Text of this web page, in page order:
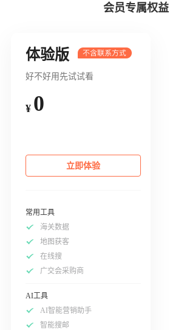
会员专属权益
体验版
好不好用先试试看
¥ 0
立即体验
常用工具
海关数据
地图获客
在线搜
广交会采购商
AI工具
AI智能营销助手
智能搜邮